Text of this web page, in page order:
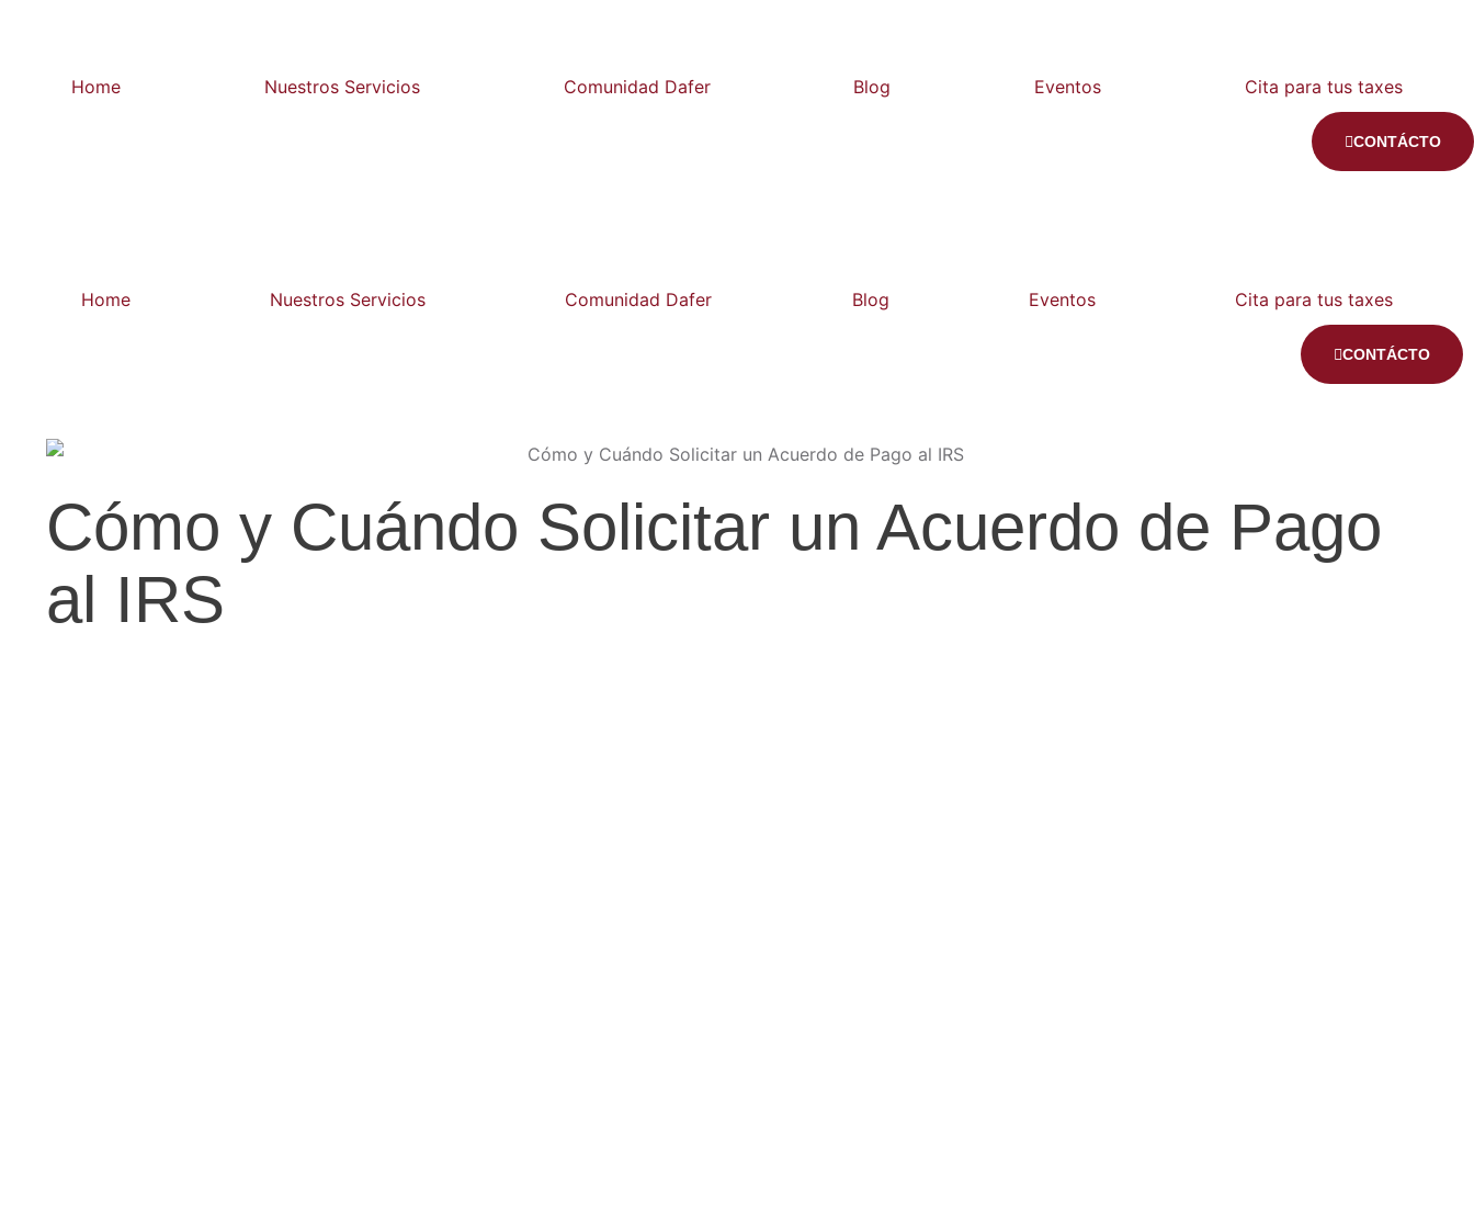
Home Nuestros Servicios Comunidad Dafer Blog Eventos Cita para tus taxes
CONTÁCTO
Home Nuestros Servicios Comunidad Dafer Blog Eventos Cita para tus taxes
CONTÁCTO
Cómo y Cuándo Solicitar un Acuerdo de Pago
al IRS